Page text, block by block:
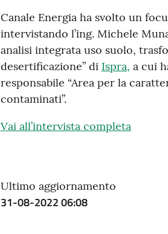
Canale Energia ha svolto un
intervistando l’ing. Michele
analisi integrata uso suolo,
desertificazione” di Ispra, a cui
responsabile “Area per la
contaminati”.
Vai all’intervista completa
Ultimo aggiornamento
31-08-2022 06:08